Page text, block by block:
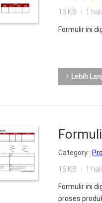
13 KB 1
Formulir ini
Lebih
Category :
15 KB 1
Formulir ini
proses